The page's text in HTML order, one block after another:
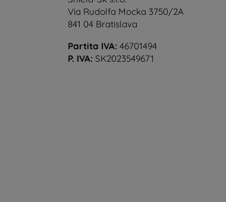
Via Rudolfa Mocka 3750/2A
841 04 Bratislava
Partita IVA: 46701494
P. IVA: SK2023549671